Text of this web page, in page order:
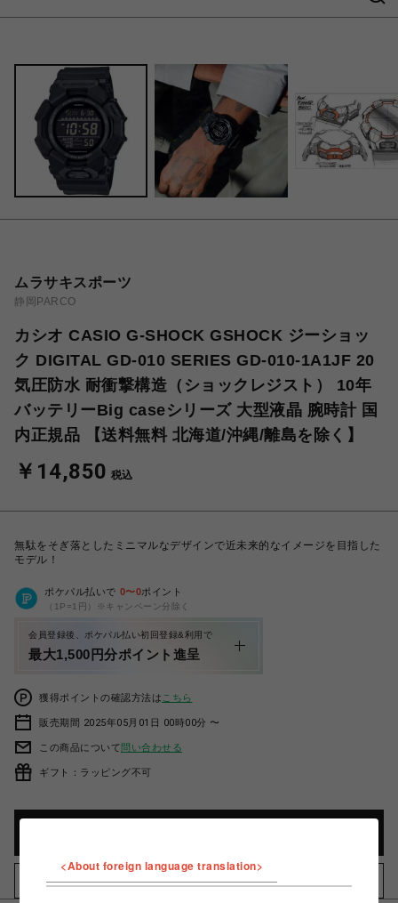
ムラサキスポーツ
静岡PARCO
カシオ CASIO G-SHOCK GSHOCK ジーショッ
ク DIGITAL GD-010 SERIES GD-010-1A1JF 20
気圧防水 耐衝撃構造（ショックレジスト） 10年
バッテリーBig caseシリーズ 大型液晶 腕時計 国
内正規品 【送料無料 北海道/沖縄/離島を除く】
￥14,850 税込
無駄をそぎ落としたミニマルなデザインで近未来的なイメージを目指した
モデル！
ポケパル払いで 0〜0ポイント
（1P=1円）※キャンペーン分除く
会員登録後、ポケパル払い初回登録&利用で
最大1,500円分ポイント進呈
獲得ポイントの確認方法は こちら
販売期間 2025年05月01日 00時00分 〜
この商品について問い合わせる
ギフト：ラッピング不可
お気に入りアイテムに追加
<About foreign language translation>